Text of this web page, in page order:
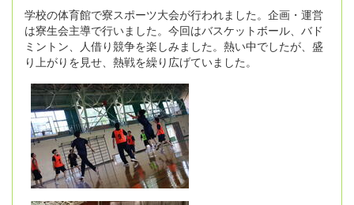
学校の体育館で寮スポーツ大会が行われました。企画・運営
は寮生会主導で行いました。今回はバスケットボール、バド
ミントン、人借り競争を楽しみました。熱い中でしたが、盛
り上がりを見せ、熱戦を繰り広げていました。